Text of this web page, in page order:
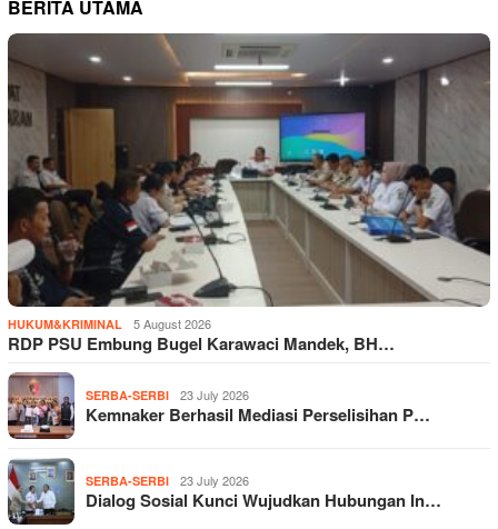
BERITA UTAMA
HUKUM&KRIMINAL 5 August 2026
RDP PSU Embung Bugel Karawaci Mandek, BH…
SERBA-SERBI 23 July 2026
Kemnaker Berhasil Mediasi Perselisihan P…
SERBA-SERBI 23 July 2026
Dialog Sosial Kunci Wujudkan Hubungan In…